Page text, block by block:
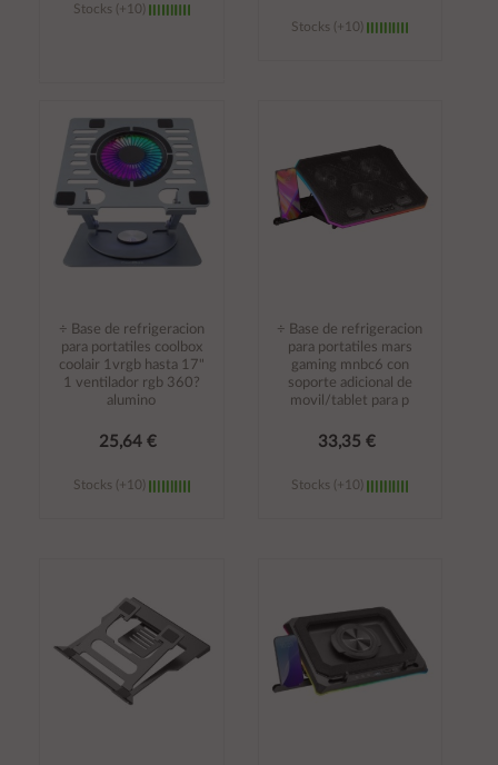
Stocks (+10)
carrito
Stocks (+10)
÷ Base de refrigeracion
para portatiles coolbox
coolair 1vrgb hasta 17"
1 ventilador rgb 360?
alumino
25,64 €
Stocks (+10)
carrito
÷ Base de refrigeracion
para portatiles mars
gaming mnbc6 con
soporte adicional de
movil/tablet para p
33,35 €
Stocks (+10)